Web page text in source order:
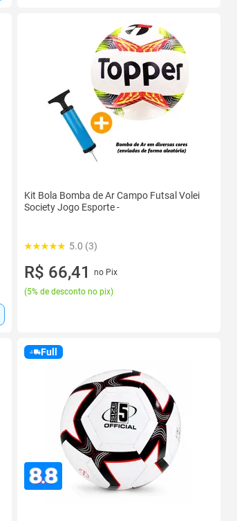
Kit Bola Bomba de Ar Campo Futsal Volei
Society Jogo Esporte -
5.0 (3)
R$ 66,41
no Pix
(5% de desconto no pix)
Full